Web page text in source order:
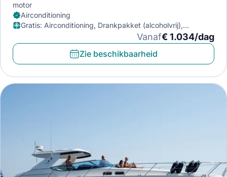
motor
Airconditioning
Gratis: Airconditioning, Drankpakket (alcoholvrij),
Vanaf€ 1.034/dag
Zie beschikbaarheid